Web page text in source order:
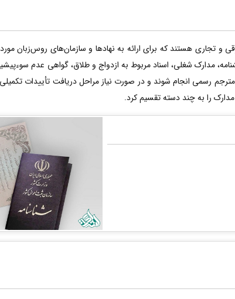
هستند که برای ارائه به نهادها و سازمان‌های روس‌زبان مورد
مدارک شغلی، اسناد مربوط به ازدواج و طلاق، گواهی عدم
رسمی انجام شوند و در صورت نیاز مراحل دریافت تأییدات
را به چند دسته تقسیم کرد.